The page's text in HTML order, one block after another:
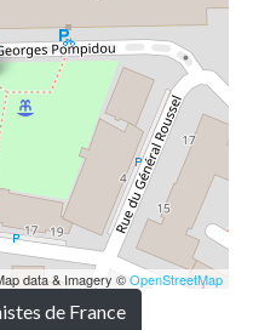
data & Imagery ©OpenStreetMap
de France